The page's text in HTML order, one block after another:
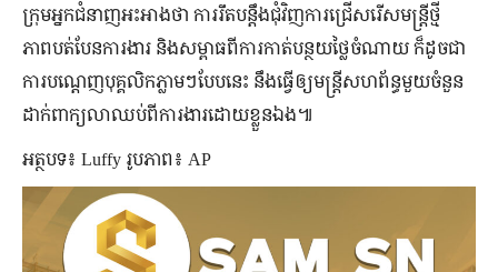
ក្រុមអ្នកជំនាញអះអាងថា ការរឹតបន្តឹងជុំវិញការជ្រើសរើសមន្ត្រីថ្មី
ភាពបត់បែនការងារ និងសម្ពាធពីការកាត់បន្ថយថ្លៃចំណាយ ក៏ដូចជា
ការបណ្ដេញបុគ្គលិកភ្លាមៗបែបនេះ នឹងធ្វើឲ្យមន្ត្រីសហព័ន្ធមួយចំនួន
ដាក់ពាក្យលាឈប់ពីការងារដោយខ្លួនឯង៕
អត្ថបទ៖ Luffy រូបភាព៖ AP